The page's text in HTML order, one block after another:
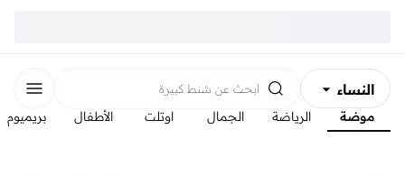
النساء
الرجال
ابحث عن شنط كبيرة
موضة الرياضة الجمال اوتلت الأطفال بريميوم